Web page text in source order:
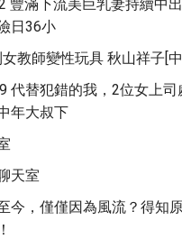
豐滿下流美巨乳妻持續中
日36小
教師變性玩具 秋山祥子[
代替犯錯的我，2位女上司
年大叔下
天室
今，僅僅因為風流？得知